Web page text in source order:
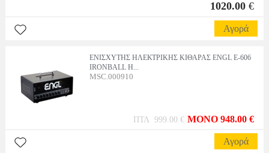
1020.00€
Αγορά
ΕΝΙΣΧΥΤΗΣ ΗΛΕΚΤΡΙΚΗΣ ΚΙΘΑΡΑΣ ENGL E-606
IRONBALL H...
MSC.000910
ΠΤΛ 999.00 € MONO 948.00 €
Αγορά